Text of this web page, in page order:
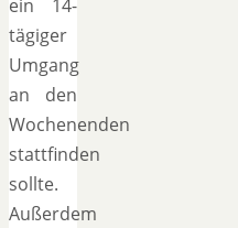
ein 14-
tägiger
Umgang
an den
Wochenenden
stattfinden
sollte.
Außerdem